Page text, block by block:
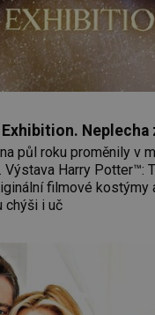
Neplecha
půl roku proměnily v
Harry Potter™:
filmové kostýmy
chýši i uč